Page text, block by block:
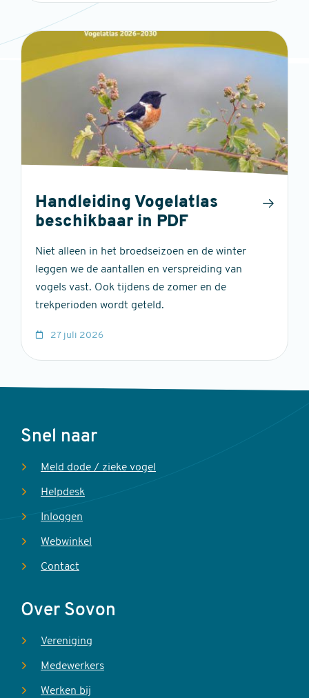
Handleiding Vogelatlas
beschikbaar in PDF
Niet alleen in het broedseizoen en de winter
leggen we de aantallen en verspreiding van
vogels vast. Ook tijdens de zomer en de
trekperioden wordt geteld.
27 juli 2026
Voet
Snel naar
Meld dode / zieke vogel
Helpdesk
Inloggen
Webwinkel
Contact
Over Sovon
Vereniging
Medewerkers
Werken bij